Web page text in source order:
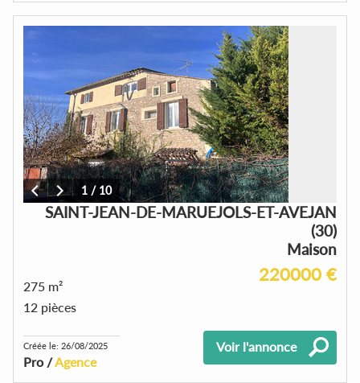
1 / 10
SAINT-JEAN-DE-MARUEJOLS-ET-AVEJAN
(30)
Maison
220000 €
275 m²
12 pièces
Créée le: 26/08/2025
Pro /Agence
Voir l'annonce